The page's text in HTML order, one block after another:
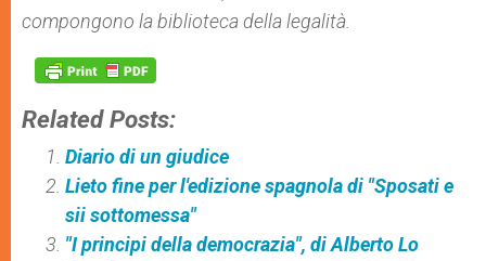
compongono la biblioteca della legalità.
Related Posts:
Diario di un giudice
Lieto fine per l'edizione spagnola di "Sposati e
sii sottomessa"
"I principi della democrazia", di Alberto Lo